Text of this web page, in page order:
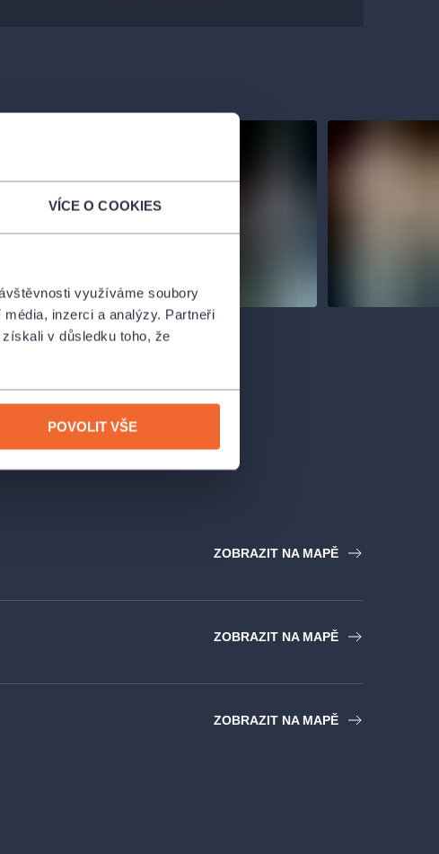
VÍCE O COOKIES
využíváme soubory
inzerci a analýzy. Partneři
v důsledku toho, že
POVOLIT VŠE
ZOBRAZIT NA MAPĚ
ZOBRAZIT NA MAPĚ
ZOBRAZIT NA MAPĚ